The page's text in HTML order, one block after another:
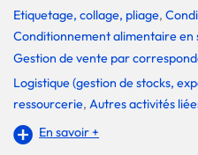
Etiquetage, collage, pliage,
Conditionnement alimentaire en
Gestion de vente par
Logistique (gestion de stocks,
ressourcerie, Autres activités
En savoir +